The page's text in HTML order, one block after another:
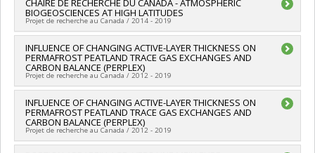
infrastructures (FEI)
Co-researchers :Oliver Sonnentag
Funding sources:
BIOGEOSCIENCES AT HIGH LATITUDES
Projet de recherche au Canada / 2014 - 2019
Lead researcher :Oliver Sonnentag
Funding sources:SPIIE/Secrétariat des programmes
interorganismes à l’intention des établissements
Grant programs:PVX50399-Chaires de recherche du Canada
INFLUENCE OF CHANGING ACTIVE-LAYER THICKNESS ON
PERMAFROST PEATLAND TRACE GAS EXCHANGES AND
CARBON BALANCE (PERPLEX)
Projet de recherche au Canada / 2012 - 2019
Lead researcher :Oliver Sonnentag
Funding sources:CRSNG/Conseil de recherches en sciences
naturelles et génie du Canada (CRSNG)
Grant programs:PVX20965-(RGP) Programme de subvention à
INFLUENCE OF CHANGING ACTIVE-LAYER THICKNESS ON
PERMAFROST PEATLAND TRACE GAS EXCHANGES AND
CARBON BALANCE (PERPLEX)
Projet de recherche au Canada / 2012 - 2019